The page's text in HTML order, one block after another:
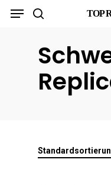
Skip
TOP
Menu